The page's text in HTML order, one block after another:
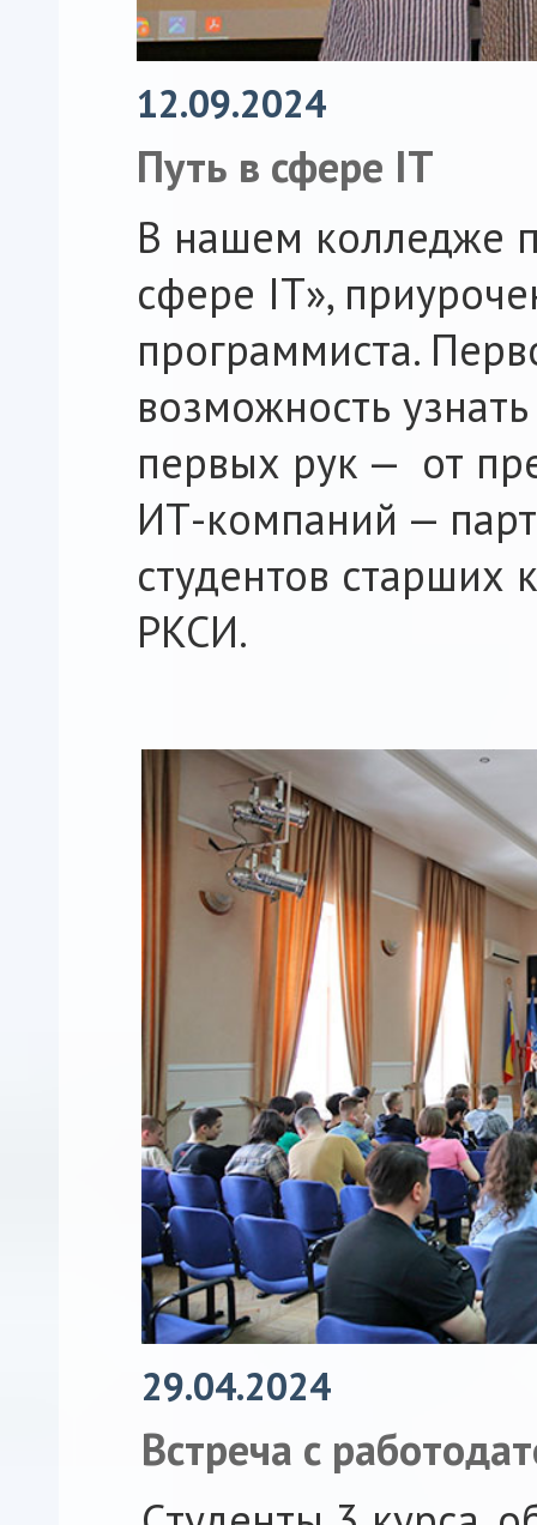
12.09.2024
Путь в сфере IT
В нашем колледже
сфере IT»,
программиста.
возможность
первых рук — от
ИТ-компаний —
студентов старших
РКСИ.
29.04.2024
Встреча с